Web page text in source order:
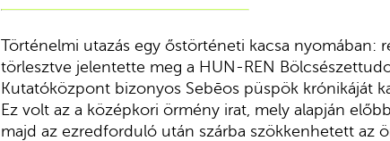
Történelmi utazás egy őstörténeti kacsa nyomában:
törlesztve jelentette meg a HUN-REN
Kutatóközpont bizonyos Sebēos püspök krónikáját
Ez volt az a középkori örmény irat, mely alapján
majd az ezredforduló után szárba szökkenhetett az